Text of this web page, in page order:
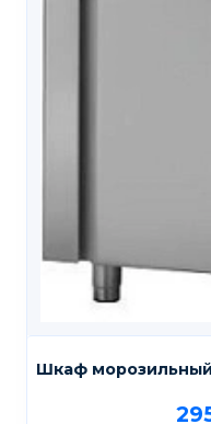
Шкаф морозильный